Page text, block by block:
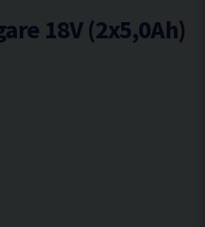
18V (2x5,0Ah)